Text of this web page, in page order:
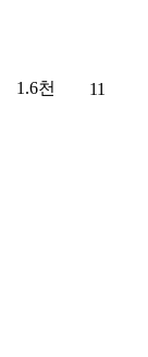
1.6천 11